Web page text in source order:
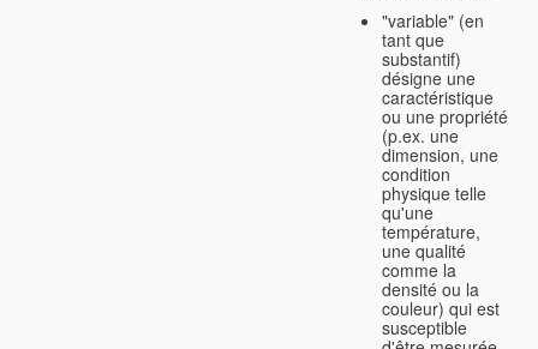
"variable" (en
tant que
substantif)
désigne une
caractéristique
ou une propriété
(p.ex. une
dimension, une
condition
physique telle
qu'une
température,
une qualité
comme la
densité ou la
couleur) qui est
susceptible